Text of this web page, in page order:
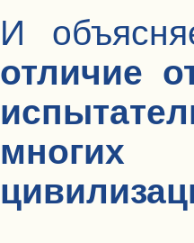
И
отличие
многих